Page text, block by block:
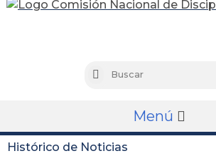
Buscar
Menú
Histórico de Noticias